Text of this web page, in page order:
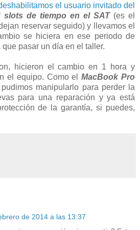
el usuario invitado del
slots de tiempo en el SAT(es el
reservar seguido) y llevamos el
se hiciera en ese periodo de
pasar un día en el taller.
hicieron el cambio en 1 hora y
el equipo. Como elMacBook Pro
manipularlo para perder la
para una reparación y ya está
de la garantía, si puedes,
de 2014 a las 13:37